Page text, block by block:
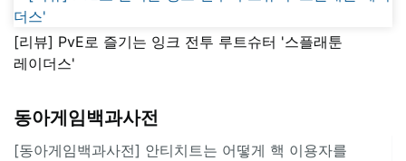
[리뷰] PvE로 즐기는 잉크 전투 루트슈터 '스플래툰
레이더스'
동아게임백과사전
[동아게임백과사전] 안티치트는 어떻게 핵 이용자를